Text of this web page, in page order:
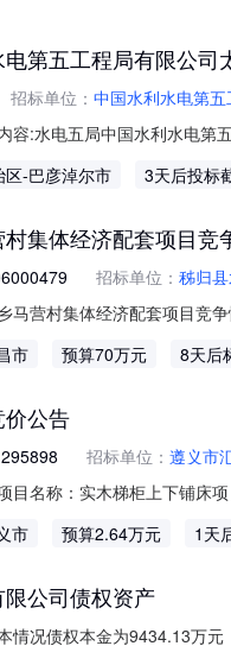
第五工程局有限公
招标单位： 中国水利水电第
容:水电五局中国水利水电第
区-巴彦淖尔市 3天后投标
集体经济配套项目竞
招标单位： 秭归
马营村集体经济配套项目竞
、采购计划备案号
市 预算70万元 8天后
公告
招标单位： 遵义市
目名称：实木梯柜上下铺床
人需求描述:-;次要参数要求:
市 预算2.64万元 1天
公司债权资产
本情况债权本金为9434.13万